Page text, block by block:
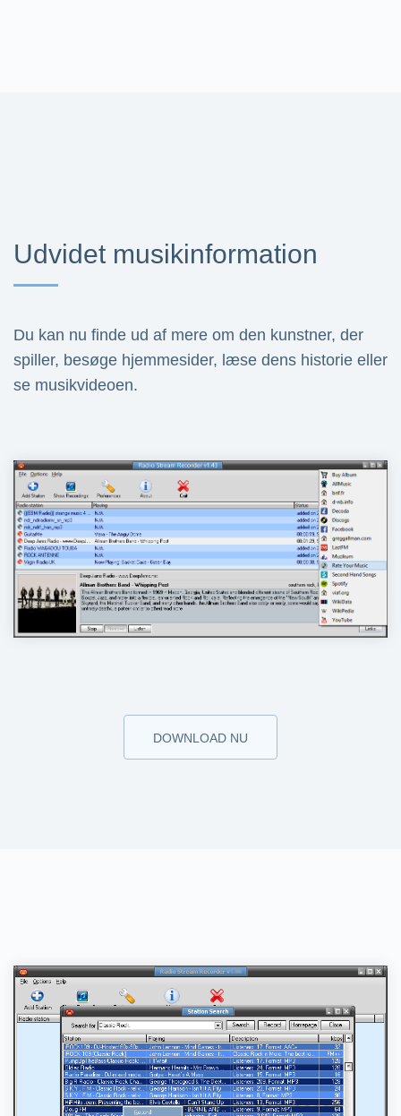
Udvidet musikinformation
Du kan nu finde ud af mere om den kunstner, der
spiller, besøge hjemmesider, læse dens historie eller
se musikvideoen.
DOWNLOAD NU